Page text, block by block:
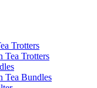
Trotters
Tea Trotters
Tea Bundles